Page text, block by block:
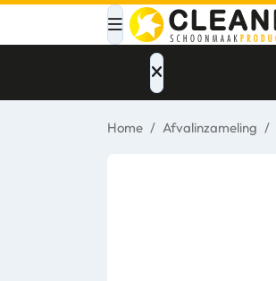
Home / Afvalinzameling /